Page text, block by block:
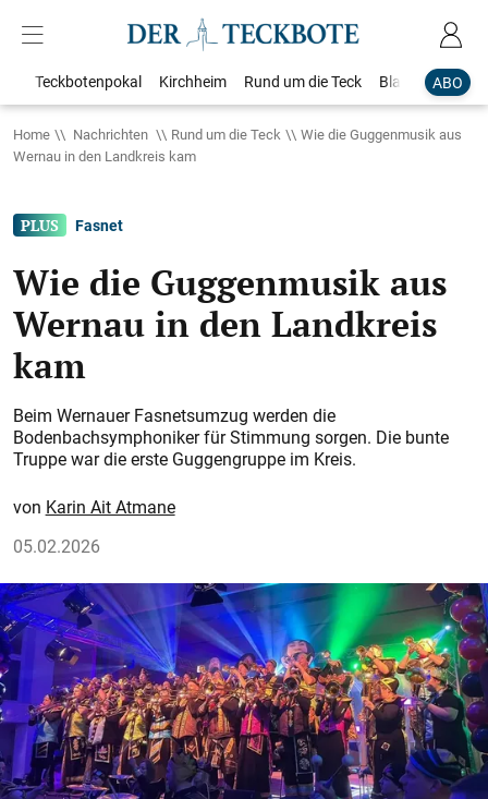
ABO
Teckbotenpokal Kirchheim Rund um die Teck Blaulicht
Home Nachrichten Rund um die Teck
Wie die Guggenmusik aus
Wernau in den Landkreis kam
Fasnet
Wie die Guggenmusik aus
Wernau in den Landkreis
kam
Beim Wernauer Fasnetsumzug werden die
Bodenbachsymphoniker für Stimmung sorgen. Die bunte
Truppe war die erste Guggengruppe im Kreis.
Karin Ait Atmane
05.02.2026